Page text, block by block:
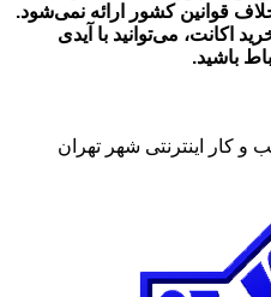
قوانین کشور ارائه نمی‌شود.
اکانت، می‌توانید با آیدی
کار اینترنتی شهر تهران